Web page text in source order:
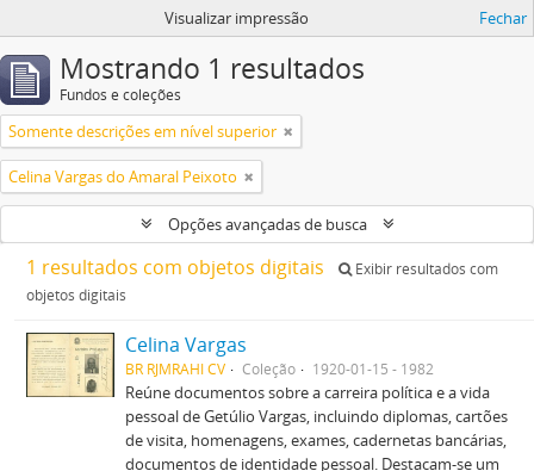
Visualizar impressão Fechar
Mostrando 1 resultados
Fundos e coleções
Somente descrições em nível superior
Celina Vargas do Amaral Peixoto
Opções avançadas de busca
1 resultados com objetos digitais
Exibir resultados com
objetos digitais
Celina Vargas
BR RJMRAHI CV Coleção 1920-01-15 - 1982
Reúne documentos sobre a carreira política e a vida
pessoal de Getúlio Vargas, incluindo diplomas, cartões
de visita, homenagens, exames, cadernetas bancárias,
documentos de identidade pessoal. Destacam-se um